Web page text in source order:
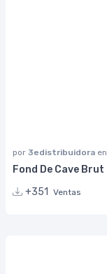
por 3edistribuidora en
Fond De Cave Brut
+351 Ventas